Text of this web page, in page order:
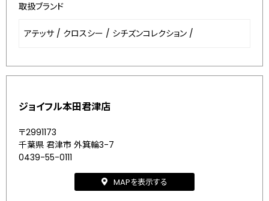
取扱ブランド
アテッサ / クロスシー / シチズンコレクション /
ジョイフル本田君津店
〒2991173
千葉県 君津市 外箕輪3-7
0439-55-0111
MAPを表示する